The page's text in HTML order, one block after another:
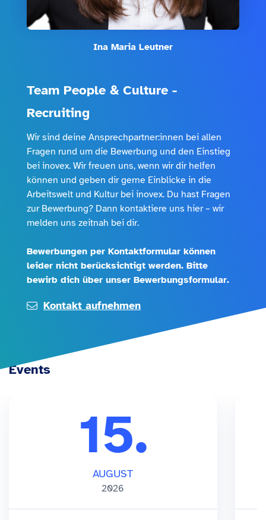
Kim Hindenlang
Teresa James
Ina Maria Leutner
Pia Vinzenz
Janina Krischker
Team People & Culture -
Recruiting
Wir sind deine Ansprechpartner:innen bei allen
Fragen rund um die Bewerbung und den Einstieg
bei inovex. Wir freuen uns, wenn wir dir helfen
können und geben dir gerne Einblicke in die
Arbeitswelt und Kultur bei inovex. Du hast Fragen
zur Bewerbung? Dann kontaktiere uns hier – wir
melden uns zeitnah bei dir.
Bewerbungen per Kontaktformular können
leider nicht berücksichtigt werden. Bitte
bewirb dich über unser Bewerbungsformular.
Kontakt aufnehmen
Telefonnummer (optional)
Nachricht
Daten, die über das Kontaktformular erhoben werden,
gemäß der Datenschutzhinweisezum Zweck der
Kontaktaufnahme verarbeitet.
Events
15.
AUGUST
2026